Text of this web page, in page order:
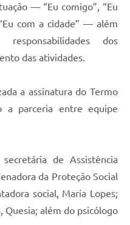
— “Eu comigo”, “Eu
com a cidade” — além
dos
das atividades.
a assinatura do Termo
a parceria entre equipe
de Assistência
da Proteção Social
social, Maria Lopes;
Quesia; além do psicólogo